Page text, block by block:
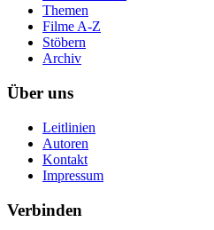
Themen
Filme A-Z
Stöbern
Archiv
Über uns
Leitlinien
Autoren
Kontakt
Impressum
Verbinden